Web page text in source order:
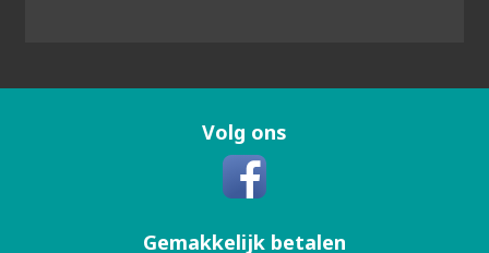
Volg ons
Gemakkelijk betalen